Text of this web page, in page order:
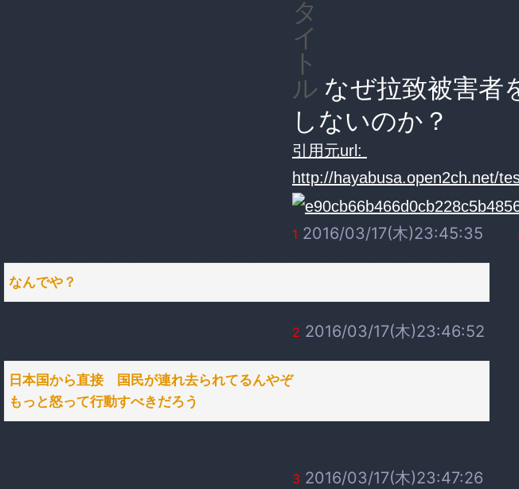
タ
イ
ト
ル なぜ拉致被害者
しないのか？
引用元url:
http://hayabusa.open2ch.net/
1 2016/03/17(木)23:45:35
なんでや？
2 2016/03/17(木)23:46:52
日本国から直接 国民が連れ去られてるんやぞ
もっと怒って行動すべきだろう
3 2016/03/17(木)23:47:26